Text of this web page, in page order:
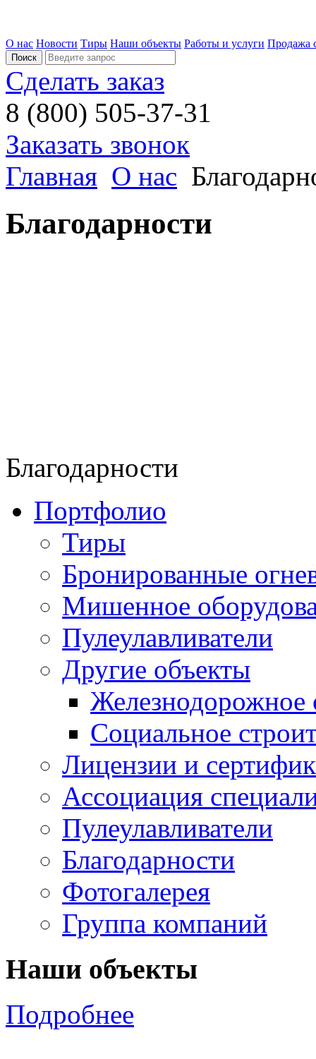
О нас Новости Тиры Наши объекты Работы и услуги Продажа
Сделать заказ
8 (800) 505-37-31
Заказать звонок
Главная О нас
Благодарности
Благодарности
Портфолио
Тиры
Бронированные
Мишенное
Пулеулавливатели
Другие объекты
Железнодорожное
Социальное
Лицензии и
Ассоциация
Пулеулавливатели
Благодарности
Фотогалерея
Группа компаний
Наши объекты
Подробнее